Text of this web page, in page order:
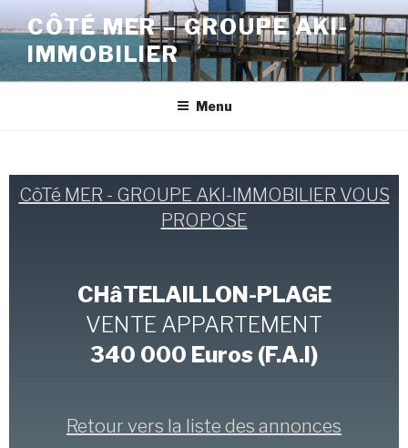
CÔTÉ MER – GROUPE AKI-
IMMOBILIER
Menu
CôTé MER - GROUPE AKI-IMMOBILIER VOUS
PROPOSE
CHâTELAILLON-PLAGE
VENTE APPARTEMENT
340 000 Euros (F.A.I)
Retour vers la liste des annonces